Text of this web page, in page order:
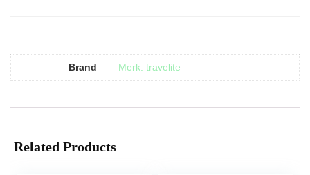
Brand Merk: travelite
Related Products